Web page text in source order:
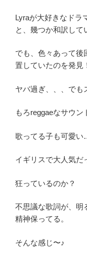
Lyraが大好きなドラ
と、幾つか和訳して
でも、色々あって後
置していたのを発見
ヤバ過ぎ、、、でも
もろreggaeなサウン
歌ってる子も可愛い
イギリスで大人気だ
狂っているのか？
不思議な歌詞が、明
精神保ってる。
そんな感じ〜♪